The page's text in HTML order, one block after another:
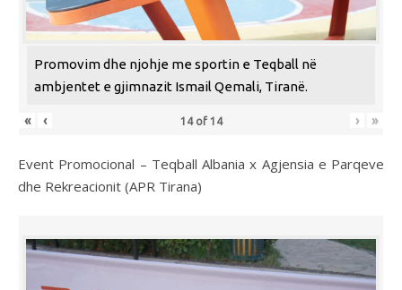
Promovim dhe njohje me sportin e Teqball në
ambjentet e gjimnazit Ismail Qemali, Tiranë.
« ‹ 14of 14 › »
Event Promocional – Teqball Albania x Agjensia e Parqeve
dhe Rekreacionit (APR Tirana)